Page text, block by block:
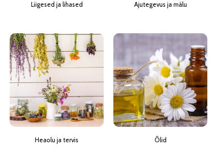
Liigesed ja lihased Ajutegevus ja mälu
Heaolu ja tervis Õlid